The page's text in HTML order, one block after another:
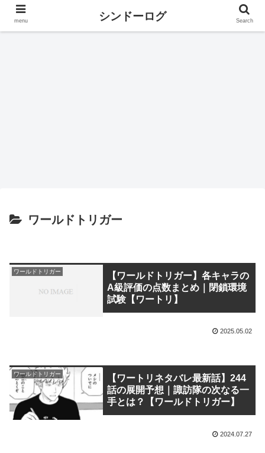
ワールドトリガー
ワールドトリガー
【ワールドトリガー】各キャラの
A級評価の点数まとめ｜閉鎖環境
試験【ワートリ】
2025.05.02
ワールドトリガー
【ワートリネタバレ最新話】244
話の展開予想｜諏訪隊の次なる一
手とは？【ワールドトリガー】
2024.07.27
menu シンドーログ Search